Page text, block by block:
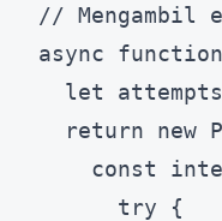
// Mengambil
async
let
return new
const
      try {